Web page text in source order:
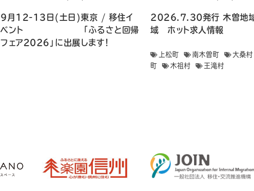
9月12-13日(土日)東京 / 移住イ
ベント 「ふるさと回帰
フェア2026」に出展します！
2026.7.30発行 木曽地域
域 ホット求人情報
上松町 南木曽町
大桑村
町
木祖村 王滝村